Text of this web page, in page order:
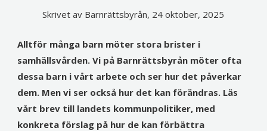
Skrivet av Barnrättsbyrån, 24 oktober, 2025
Alltför många barn möter stora brister i
samhällsvården. Vi på Barnrättsbyrån möter ofta
dessa barn i vårt arbete och ser hur det påverkar
dem. Men vi ser också hur det kan förändras. Läs
vårt brev till landets kommunpolitiker, med
konkreta förslag på hur de kan förbättra